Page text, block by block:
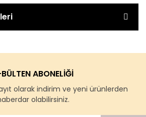
ABONELİĞİ
olarak indirim ve yeni ürünlerden
olabilirsiniz.